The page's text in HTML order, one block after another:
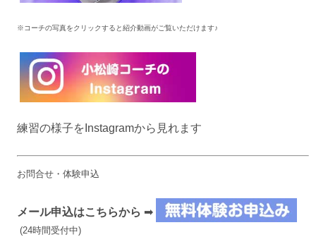
※コーチの写真をクリックすると紹介動画がご覧いただけます♪
練習の様子をInstagramから見れます
お問合せ・体験申込
メール申込はこちらから ➡
(24時間受付中)